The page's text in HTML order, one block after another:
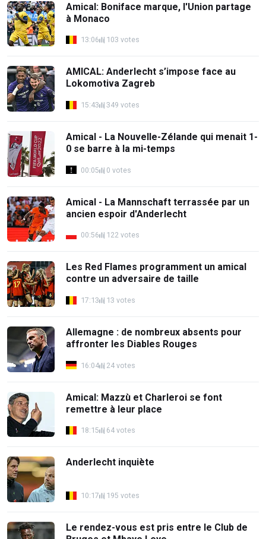
Amical: Boniface marque, l'Union partage
à Monaco
13:06 103 votes
AMICAL: Anderlecht s’impose face au
Lokomotiva Zagreb
15:43 349 votes
Amical - La Nouvelle-Zélande qui menait 1-
0 se barre à la mi-temps
00:05 0 votes
Amical - La Mannschaft terrassée par un
ancien espoir d'Anderlecht
00:56 122 votes
Les Red Flames programment un amical
contre un adversaire de taille
17:13 13 votes
Allemagne : de nombreux absents pour
affronter les Diables Rouges
16:04 24 votes
Amical: Mazzù et Charleroi se font
remettre à leur place
18:15 64 votes
Anderlecht inquiète
10:17 195 votes
Le rendez-vous est pris entre le Club de